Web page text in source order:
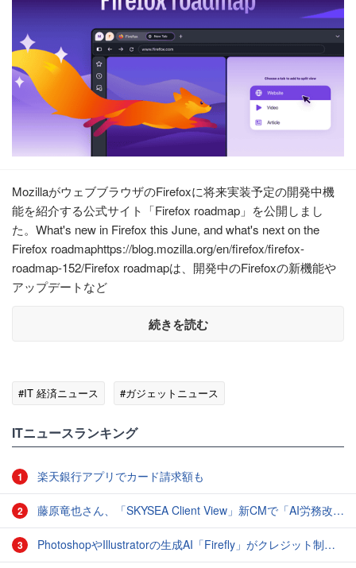
MozillaがウェブブラウザのFirefoxに将来実装予定の開発中機
能を紹介する公式サイト「Firefox roadmap」を公開しまし
た。What's new in Firefox this June, and what's next on the
Firefox roadmaphttps://blog.mozilla.org/en/firefox/firefox-
roadmap-152/Firefox roadmapは、開発中のFirefoxの新機能や
アップデートなど
続きを読む
#IT 経済ニュース #ガジェットニュース
ITニュースランキング
1 楽天銀行アプリでカード請求額も
2 藤原竜也さん、「SKYSEA Client View」新CMで「AI労務改善」をアピール 働き方をAIが分析したら「すぐに休んで」と言われる？
3 PhotoshopやIllustratorの生成AI「Firefly」がクレジット制を導入し有料プランでも画像生成枚数が制限されるように